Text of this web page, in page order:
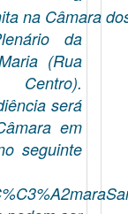
na Câmara
da
(Rua
Centro).
será
em
seguinte